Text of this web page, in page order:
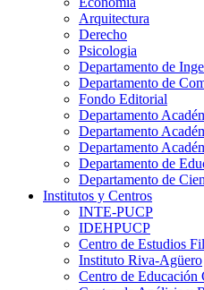
Arquitectura
Derecho
Psicologia
Departamento de
Departamento de
Fondo Editorial
Departamento
Departamento
Departamento
Departamento de
Departamento de
Institutos y Centros
INTE-PUCP
IDEHPUCP
Centro de Estudios
Instituto Riva-Agüero
Centro de Educación